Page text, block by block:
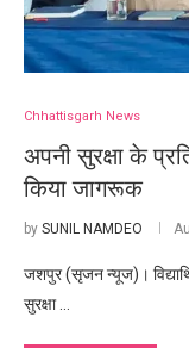
Chhattisgarh News
अपनी सुरक्षा के
किया जागरूक
by SUNIL NAMDEO
जशपुर (सृजन न्यूज)।
सुरक्षा …